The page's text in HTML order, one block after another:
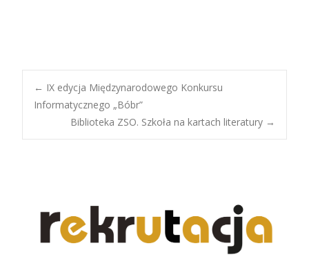
Post
navigation
← IX edycja Międzynarodowego Konkursu
Informatycznego „Bóbr”
Biblioteka ZSO. Szkoła na kartach literatury →